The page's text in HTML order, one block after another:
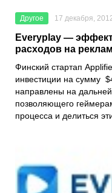
Другое 17 декабря,
Everyplay —
расходов на
Финский стартап
инвестиции на сумму
направлены на
позволяющего
процесса и делиться